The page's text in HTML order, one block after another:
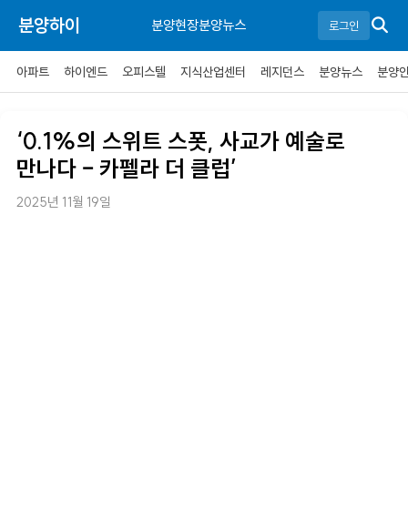
분양하이 분양현장분양뉴스 로그인
아파트 하이엔드 오피스텔 지식산업센터 레지던스 분양뉴스 분양
‘0.1%의 스위트 스폿, 사교가 예술로
만나다 – 카펠라 더 클럽’
2025년 11월 19일